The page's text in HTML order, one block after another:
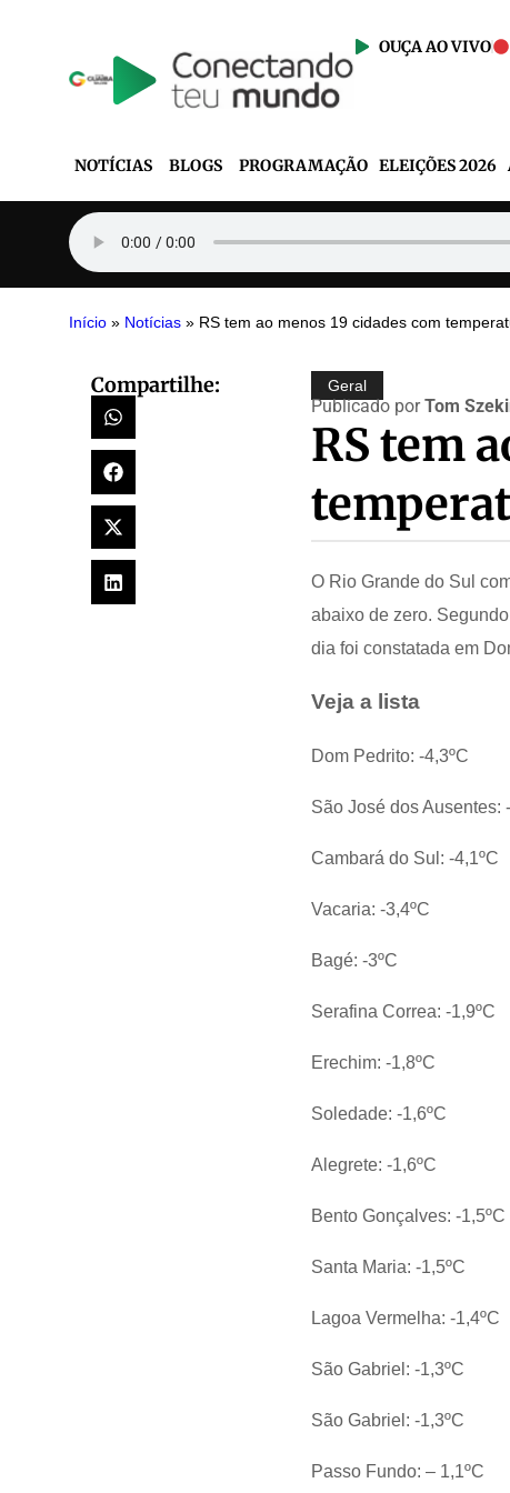
OUÇA AO VIVO
NOTÍCIAS BLOGS PROGRAMAÇÃO ELEIÇÕES 2026
Início » Notícias » RS tem ao menos 19 cidades com
Compartilhe: Geral
Publicado porTom
RS tem
O Rio Grande do Sul
abaixo de zero.
dia foi constatada em
Veja a lista
Dom Pedrito: -4,3ºC
São José dos Ausentes:
Cambará do Sul: -4,1ºC
Vacaria: -3,4ºC
Bagé: -3ºC
Serafina Correa: -1,9ºC
Erechim: -1,8ºC
Soledade: -1,6ºC
Alegrete: -1,6ºC
Bento Gonçalves: -1,5ºC
Santa Maria: -1,5ºC
Lagoa Vermelha: -1,4ºC
São Gabriel: -1,3ºC
São Gabriel: -1,3ºC
Passo Fundo: – 1,1ºC